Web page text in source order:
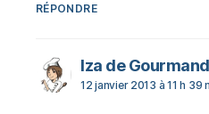
RÉPONDRE
Iza de
12 janvier 2013 à 11 h 39